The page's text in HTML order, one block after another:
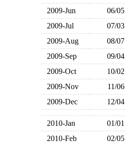
2009-Jun
06/05
2009-Jul
07/03
2009-Aug
08/07
2009-Sep
09/04
2009-Oct
10/02
2009-Nov
11/06
2009-Dec
12/04
2010-Jan 01/01
2010-Feb
02/05